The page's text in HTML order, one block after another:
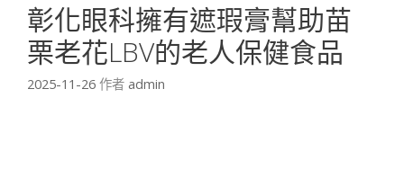
彰化眼科擁有遮瑕膏幫助苗
栗老花LBV的老人保健食品
2025-11-26 作者 admin